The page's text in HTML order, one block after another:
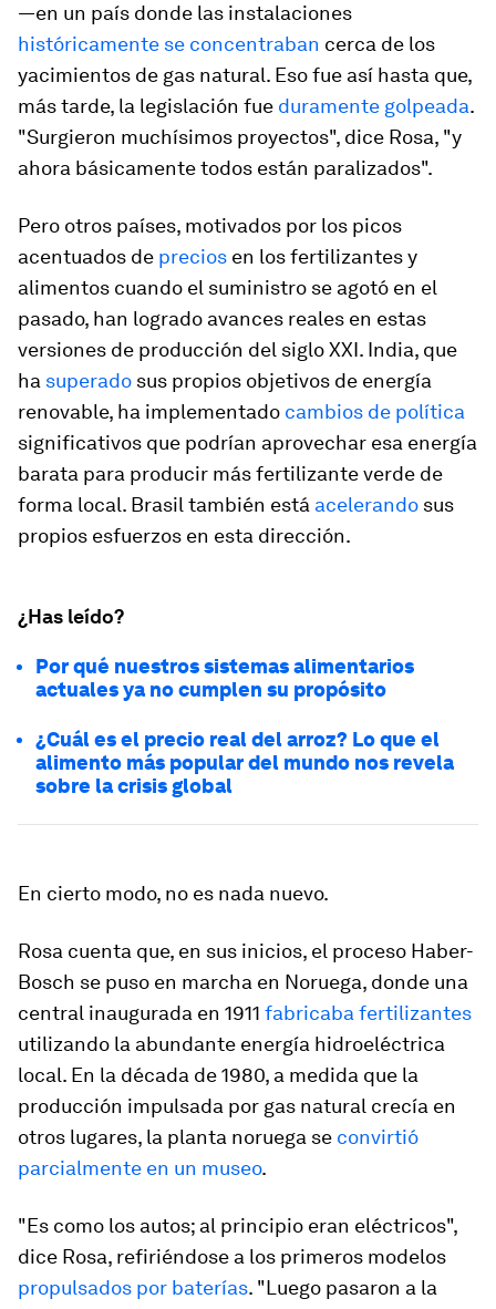
—en un país donde las instalaciones
históricamente se concentraban cerca de los
yacimientos de gas natural. Eso fue así hasta que,
más tarde, la legislación fue duramente golpeada.
"Surgieron muchísimos proyectos", dice Rosa, "y
ahora básicamente todos están paralizados".
Pero otros países, motivados por los picos
acentuados de precios en los fertilizantes y
alimentos cuando el suministro se agotó en el
pasado, han logrado avances reales en estas
versiones de producción del siglo XXI. India, que
ha superado sus propios objetivos de energía
renovable, ha implementado cambios de política
significativos que podrían aprovechar esa energía
barata para producir más fertilizante verde de
forma local. Brasil también está acelerando sus
propios esfuerzos en esta dirección.
¿Has leído?
Por qué nuestros sistemas alimentarios
actuales ya no cumplen su propósito
¿Cuál es el precio real del arroz? Lo que el
alimento más popular del mundo nos revela
sobre la crisis global
En cierto modo, no es nada nuevo.
Rosa cuenta que, en sus inicios, el proceso Haber-
Bosch se puso en marcha en Noruega, donde una
central inaugurada en 1911 fabricaba fertilizantes
utilizando la abundante energía hidroeléctrica
local. En la década de 1980, a medida que la
producción impulsada por gas natural crecía en
otros lugares, la planta noruega se convirtió
parcialmente en un museo.
"Es como los autos; al principio eran eléctricos",
dice Rosa, refiriéndose a los primeros modelos
propulsados por baterías. "Luego pasaron a la